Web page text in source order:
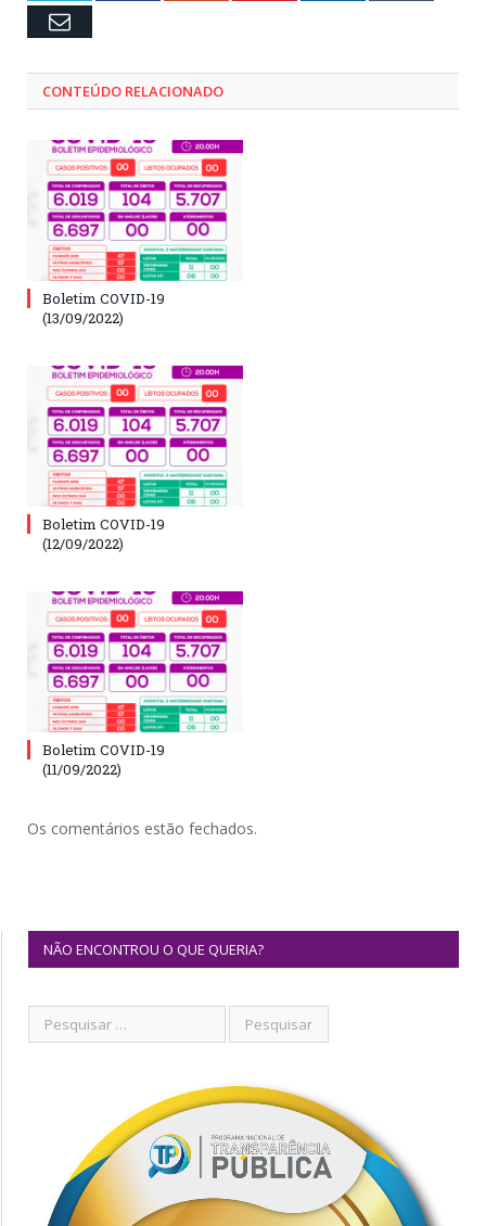
Email
CONTEÚDO RELACIONADO
Boletim COVID-19
(13/09/2022)
Boletim COVID-19
(12/09/2022)
Boletim COVID-19
(11/09/2022)
Os comentários estão fechados.
NÃO ENCONTROU O QUE QUERIA?